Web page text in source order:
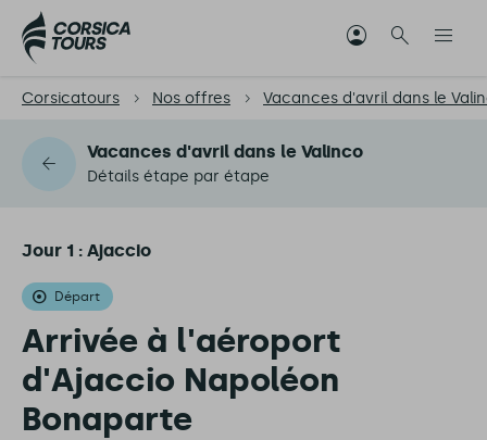
Corsicatours Nos offres Vacances d'avril dans le
Vacances d'avril dans le Valinco
Détails étape par étape
Jour 1 : Ajaccio
Départ
Arrivée à l'aéroport
d'Ajaccio Napoléon
Bonaparte